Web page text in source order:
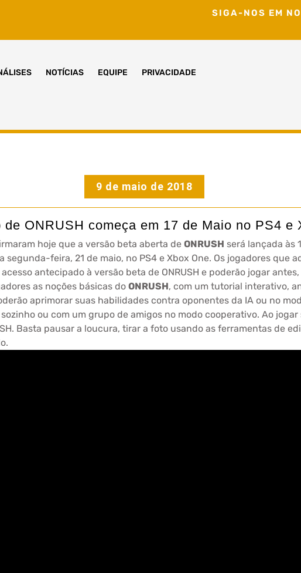
SIGA-NOS EM
NOTÍCIAS EQUIPE PRIVACIDADE
9 de maio de 2018
de ONRUSH começa em 17 de Maio no PS4 e
hoje que a versão beta aberta de ONRUSH será lançada às
segunda-feira, 21 de maio, no PS4 e Xbox One. Os jogadores que
antecipado à versão beta de ONRUSH e poderão jogar
as noções básicas do ONRUSH, com um tutorial interativo,
aprimorar suas habilidades contra oponentes da IA ou no
ou com um grupo de amigos no modo cooperativo. Ao
Basta pausar a loucura, tirar a foto usando as ferramentas de